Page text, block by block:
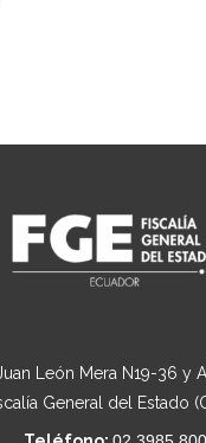
León Mera N19-36 y
General del Estado